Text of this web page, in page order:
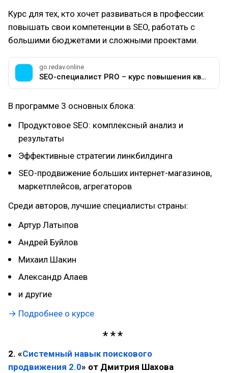
Курс для тех, кто хочет развиваться в профессии:
повышать свои компетенции в SEO, работать с
большими бюджетами и сложными проектами.
go.redav.online
SEO-специалист PRO – курс повышения квалификации
В программе 3 основных блока:
Продуктовое SEO: комплексный анализ и
результаты
Эффективные стратегии линкбилдинга
SEO-продвижение больших интернет-магазинов,
маркетплейсов, агрегаторов
Среди авторов, лучшие специалисты страны:
Артур Латыпов
Андрей Буйлов
Михаил Шакин
Александр Алаев
и другие
→ Подробнее о курсе
2. «Системный навык поискового
продвижения 2.0» от Дмитрия Шахова